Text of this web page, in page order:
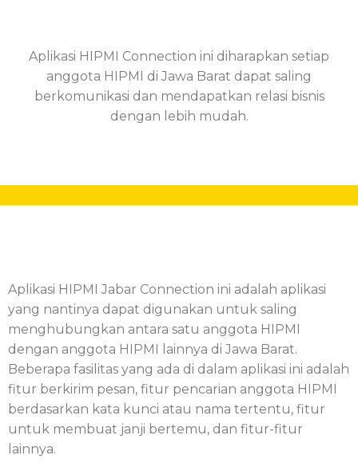
Aplikasi HIPMI Connection ini diharapkan setiap
anggota HIPMI di Jawa Barat dapat saling
berkomunikasi dan mendapatkan relasi bisnis
dengan lebih mudah.
Aplikasi HIPMI Jabar Connection ini adalah aplikasi
yang nantinya dapat digunakan untuk saling
menghubungkan antara satu anggota HIPMI
dengan anggota HIPMI lainnya di Jawa Barat.
Beberapa fasilitas yang ada di dalam aplikasi ini adalah
fitur berkirim pesan, fitur pencarian anggota HIPMI
berdasarkan kata kunci atau nama tertentu, fitur
untuk membuat janji bertemu, dan fitur-fitur
lainnya.